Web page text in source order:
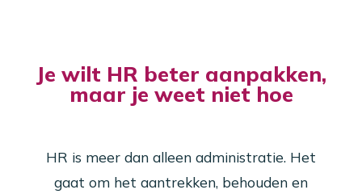
Je wilt HR beter aanpakken,
maar je weet niet hoe
HR is meer dan alleen administratie. Het
gaat om het aantrekken, behouden en